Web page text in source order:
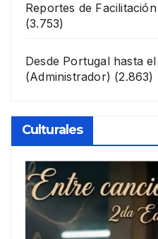
Reportes de
(3.753)
Desde Portugal hasta
(Administrador) (2.863)
Culturales